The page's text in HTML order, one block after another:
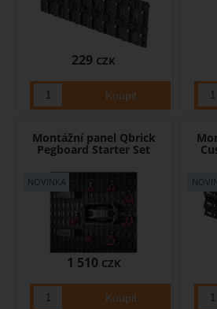
229 CZK
Montážní panel Qbrick
Pegboard Starter Set
1 510 CZK